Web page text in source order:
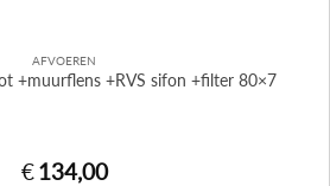
AFVOEREN
+muurflens +RVS sifon +filter 80×7
€ 134,00